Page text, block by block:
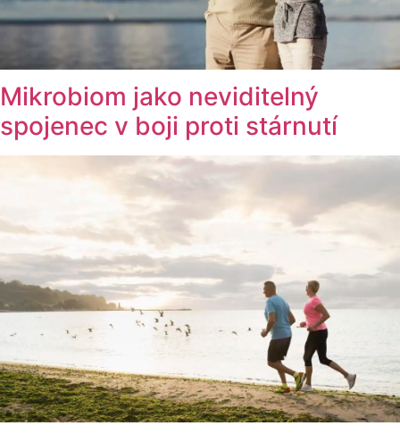
Mikrobiom jako neviditelný
spojenec v boji proti stárnutí